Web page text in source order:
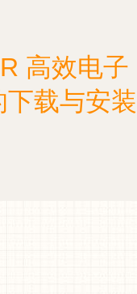
高效电子
载与安装